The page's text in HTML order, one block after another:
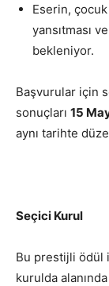
Eserin,
yansıtması
bekleniyor.
Başvurular için
sonuçları 15
aynı tarihte
Seçici Kurul
Bu prestijli ödül
kurulda